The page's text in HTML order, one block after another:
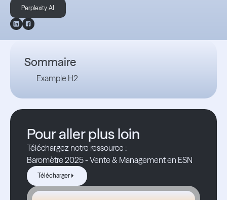
Perplexity AI
Sommaire
Example H2
Pour aller plus loin
Téléchargez notre ressource :
Baromètre 2025 - Vente & Management en ESN
Télécharger
Télécharger